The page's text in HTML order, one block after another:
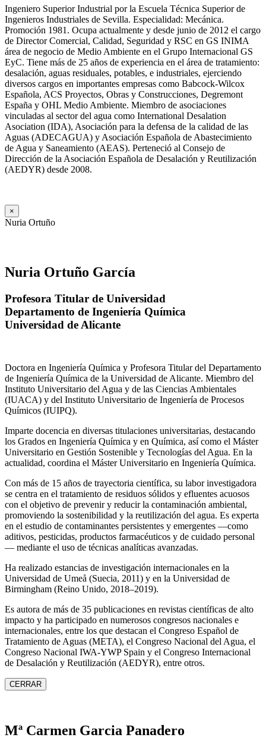
Ingeniero Superior Industrial por la Escuela Técnica Superior de
Ingenieros Industriales de Sevilla. Especialidad: Mecánica.
Promoción 1981. Ocupa actualmente y desde junio de 2012 el cargo
de Director Comercial, Calidad, Seguridad y RSC en GS INIMA
área de negocio de Medio Ambiente en el Grupo Internacional GS
EyC. Tiene más de 25 años de experiencia en el área de tratamiento:
desalación, aguas residuales, potables, e industriales, ejerciendo
diversos cargos en importantes empresas como Babcock-Wilcox
Española, ACS Proyectos, Obras y Construcciones, Degremont
España y OHL Medio Ambiente. Miembro de asociaciones
vinculadas al sector del agua como International Desalation
Asociation (IDA), Asociación para la defensa de la calidad de las
Aguas (ADECAGUA) y Asociación Española de Abastecimiento
de Agua y Saneamiento (AEAS). Perteneció al Consejo de
Dirección de la Asociación Española de Desalación y Reutilización
(AEDYR) desde 2008.
×
Nuria Ortuño
Nuria Ortuño García
Profesora Titular de Universidad
Departamento de Ingeniería Química
Universidad de Alicante
Doctora en Ingeniería Química y Profesora Titular del Departamento
de Ingeniería Química de la Universidad de Alicante. Miembro del
Instituto Universitario del Agua y de las Ciencias Ambientales
(IUACA) y del Instituto Universitario de Ingeniería de Procesos
Químicos (IUIPQ).
Imparte docencia en diversas titulaciones universitarias, destacando
los Grados en Ingeniería Química y en Química, así como el Máster
Universitario en Gestión Sostenible y Tecnologías del Agua. En la
actualidad, coordina el Máster Universitario en Ingeniería Química.
Con más de 15 años de trayectoria científica, su labor investigadora
se centra en el tratamiento de residuos sólidos y efluentes acuosos
con el objetivo de prevenir y reducir la contaminación ambiental,
promoviendo la sostenibilidad y la reutilización del agua. Es experta
en el estudio de contaminantes persistentes y emergentes —como
aditivos, pesticidas, productos farmacéuticos y de cuidado personal
— mediante el uso de técnicas analíticas avanzadas.
Ha realizado estancias de investigación internacionales en la
Universidad de Umeå (Suecia, 2011) y en la Universidad de
Birmingham (Reino Unido, 2018–2019).
Es autora de más de 35 publicaciones en revistas científicas de alto
impacto y ha participado en numerosos congresos nacionales e
internacionales, entre los que destacan el Congreso Español de
Tratamiento de Aguas (META), el Congreso Nacional del Agua, el
Congreso Nacional IWA‑YWP Spain y el Congreso Internacional
de Desalación y Reutilización (AEDYR), entre otros.
CERRAR
Mª Carmen Garcia Panadero